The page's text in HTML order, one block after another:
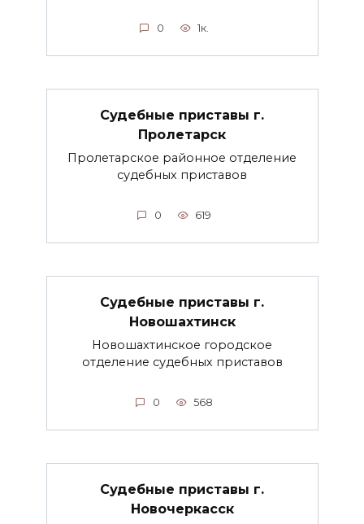
0 1к.
Судебные приставы г.
Пролетарск
Пролетарское районное отделение
судебных приставов
0 619
Судебные приставы г.
Новошахтинск
Новошахтинское городское
отделение судебных приставов
0 568
Судебные приставы г.
Новочеркасск